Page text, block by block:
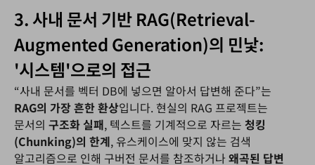
3. 사내 문서 기반 RAG(Retrieval-
Augmented Generation)의 민낯:
'시스템'으로의 접근
“사내 문서를 벡터 DB에 넣으면 알아서 답변해 준다”는
RAG의 가장흔한환상입니다. 현실의 RAG 프로젝트는
문서의 구조화실패, 텍스트를 기계적으로 자르는 청킹
(Chunking)의 한계, 유스케이스에 맞지 않는 검색
알고리즘으로 인해 구버전 문서를 참조하거나 왜곡된 답변